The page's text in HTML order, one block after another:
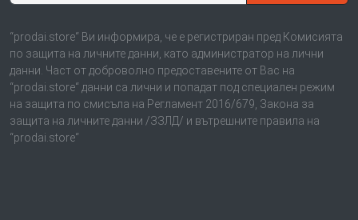
“prodai.store“ Ви информира, че е регистриран пред Комисията
по защита на личните данни, като администратор на лични
данни. Част от доброволно предоставените от Вас на
“prodai.store“ данни са лични и попадат под специален режим
на защита по смисъла на Регламент 2016/679, Закона за
защита на личните данни /ЗЗЛД/ и вътрешните правила на
“prodai.store“